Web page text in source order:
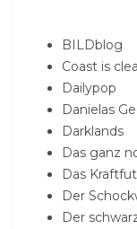
BILDblog
Coast is
Dailypop
Danielas
Darklands
Das ganz
Das
Der
Der